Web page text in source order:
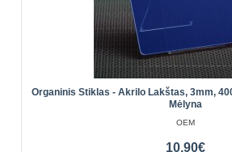
Organinis Stiklas - Akrilo Lakštas, 3mm,
Mėlyna
OEM
10.90€